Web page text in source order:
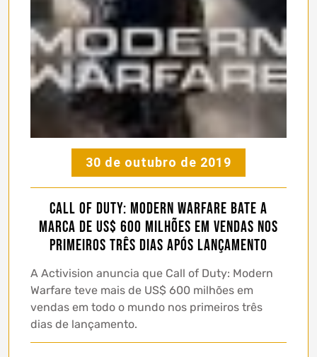
30 de outubro de 2019
Call of Duty: Modern Warfare bate a
marca de US$ 600 milhões em vendas nos
primeiros três dias após lançamento
A Activision anuncia que Call of Duty: Modern
Warfare teve mais de US$ 600 milhões em
vendas em todo o mundo nos primeiros três
dias de lançamento.